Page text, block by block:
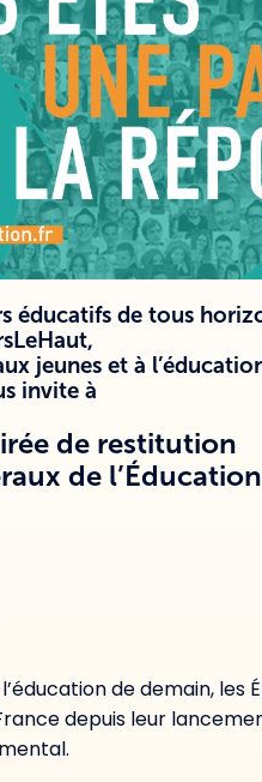
éducatifs de tous
jeunes et à
invite à
de restitution
de l’Éducation
de demain, les
depuis leur